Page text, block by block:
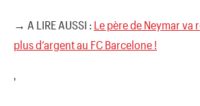
→ A LIRE AUSSI : Le père de Neymar va
plus d’argent au FC Barcelone !
'